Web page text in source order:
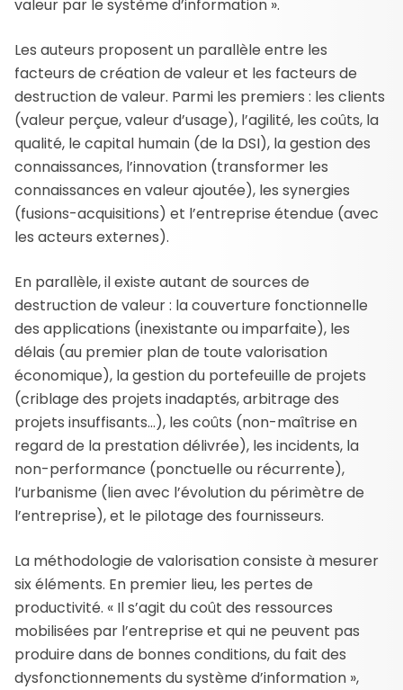
valeur par le système d’information ».
Les auteurs proposent un parallèle entre les
facteurs de création de valeur et les facteurs de
destruction de valeur. Parmi les premiers : les clients
(valeur perçue, valeur d’usage), l’agilité, les coûts, la
qualité, le capital humain (de la DSI), la gestion des
connaissances, l’innovation (transformer les
connaissances en valeur ajoutée), les synergies
(fusions-acquisitions) et l’entreprise étendue (avec
les acteurs externes).
En parallèle, il existe autant de sources de
destruction de valeur : la couverture fonctionnelle
des applications (inexistante ou imparfaite), les
délais (au premier plan de toute valorisation
économique), la gestion du portefeuille de projets
(criblage des projets inadaptés, arbitrage des
projets insuffisants…), les coûts (non-maîtrise en
regard de la prestation délivrée), les incidents, la
non-performance (ponctuelle ou récurrente),
l’urbanisme (lien avec l’évolution du périmètre de
l’entreprise), et le pilotage des fournisseurs.
La méthodologie de valorisation consiste à mesurer
six éléments. En premier lieu, les pertes de
productivité. « Il s’agit du coût des ressources
mobilisées par l’entreprise et qui ne peuvent pas
produire dans de bonnes conditions, du fait des
dysfonctionnements du système d’information »,